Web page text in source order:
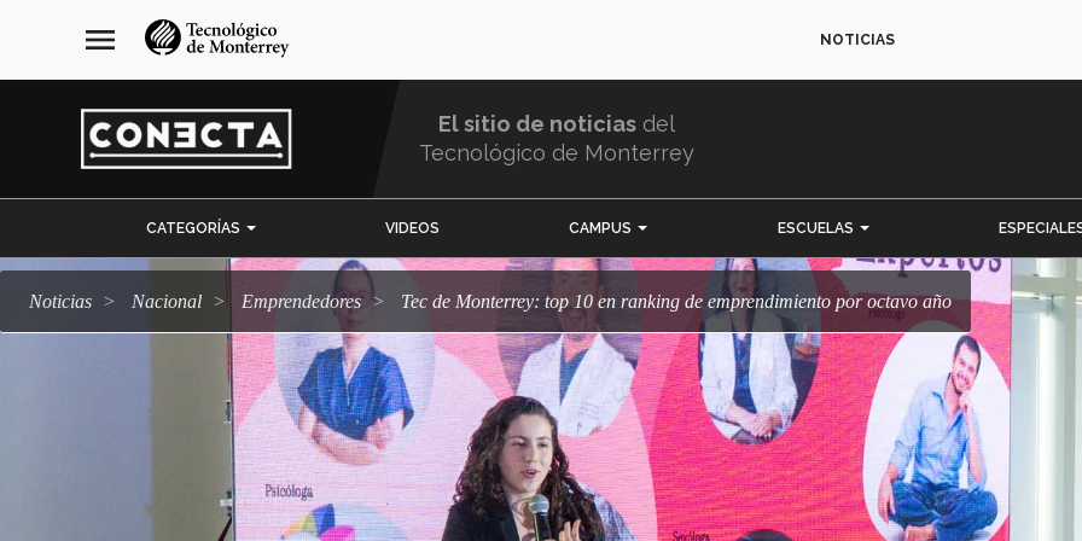
navegación
principal
menu NOTICIAS
El sitio de noticias del
Tecnológico de Monterrey
CATEGORÍAS VIDEOS CAMPUS ESCUELAS
Noticias Nacional emprendedores Tec de Monterrey: top 10 en ranking de emprendimiento por octavo año